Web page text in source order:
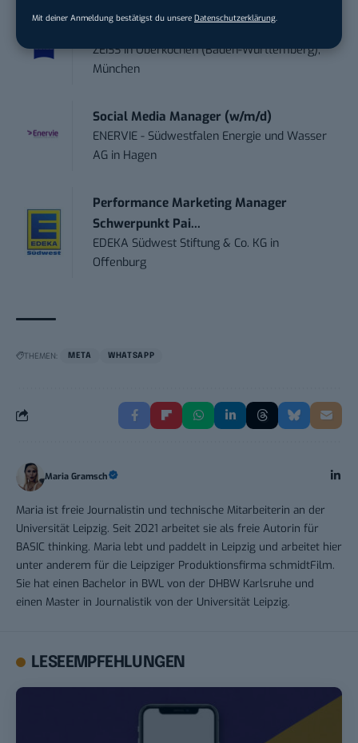
Mit deiner Anmeldung bestätigst du unsere Datenschutzerklärung.
ZEISSinOberkochen (Baden-Württemberg),
München
Social Media Manager (w/m/d)
ENERVIE - Südwestfalen Energie und Wasser
AG in Hagen
Performance Marketing Manager
Schwerpunkt Pai...
EDEKA Südwest Stiftung & Co. KG in
Offenburg
THEMEN: META WHATSAPP
Maria Gramsch
Maria ist freie Journalistin und technische Mitarbeiterin an der
Universität Leipzig. Seit 2021 arbeitet sie als freie Autorin für
BASIC thinking. Maria lebt und paddelt in Leipzig und arbeitet hier
unter anderem für die Leipziger Produktionsfirma schmidtFilm.
Sie hat einen Bachelor in BWL von der DHBW Karlsruhe und
einen Master in Journalistik von der Universität Leipzig.
LESEEMPFEHLUNGEN